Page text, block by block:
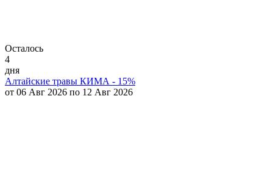
Осталось
4
дня
Алтайские травы КИМА - 15%
от 06 Авг 2026 по 12 Авг 2026